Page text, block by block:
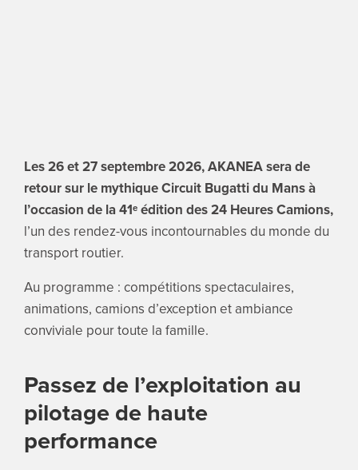
Les 26 et 27 septembre 2026, AKANEA sera de
retour sur le mythique Circuit Bugatti du Mans à
l’occasion de la 41ᵉ édition des 24 Heures Camions,
l’un des rendez-vous incontournables du monde du
transport routier.
Au programme : compétitions spectaculaires,
animations, camions d’exception et ambiance
conviviale pour toute la famille.
Passez de l’exploitation au
pilotage de haute
performance